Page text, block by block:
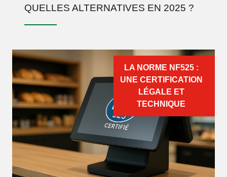
QUELLES ALTERNATIVES EN 2025 ?
LA NORME NF525 :
UNE CERTIFICATION
LÉGALE ET
TECHNIQUE